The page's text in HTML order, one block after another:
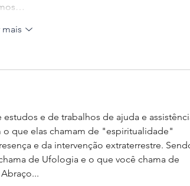
e de trabalhos de ajuda e
o que elas chamam de "espiritualidade"
e da intervenção extraterrestre.
de Ufologia e o que você chama de